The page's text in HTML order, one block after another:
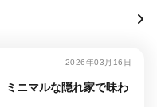
2026年03月16日
ニマルな隠れ家で味わ